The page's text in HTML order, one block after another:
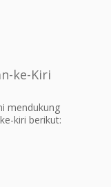
ke-Kiri
mendukung
kiri berikut: